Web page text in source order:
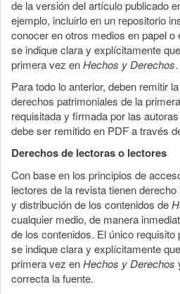
de la versión del artículo publicado
ejemplo, incluirlo en un repositorio
conocer en otros medios en papel
se indique clara y explícitamente
primera vez enHechos y Derechos.
Para todo lo anterior, deben remitir
derechos patrimoniales de la
requisitada y firmada por las
debe ser remitido en PDF a través
Derechos de lectoras o lectores
Con base en los principios de
lectores de la revista tienen
y distribución de los contenidos de
cualquier medio, de manera
de los contenidos. El único
se indique clara y explícitamente
primera vez enHechos y Derechos
correcta la fuente.